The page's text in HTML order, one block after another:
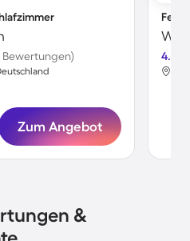
Bewertungen)
Zum Angebot
4.6
&